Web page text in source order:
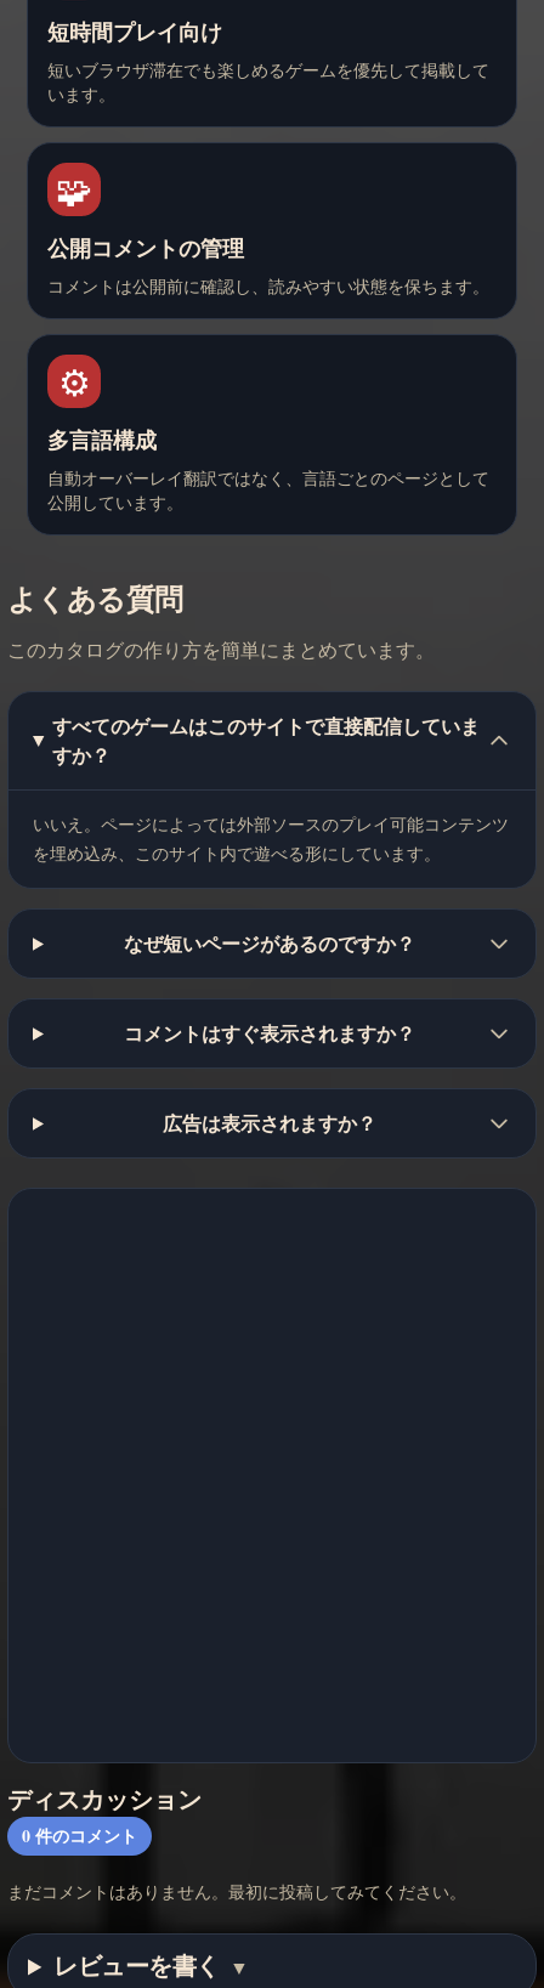
短時間プレイ向け
短いブラウザ滞在でも楽しめるゲームを優先して掲載して
います。
🧩
公開コメントの管理
コメントは公開前に確認し、読みやすい状態を保ちます。
⚙️
多言語構成
自動オーバーレイ翻訳ではなく、言語ごとのページとして
公開しています。
よくある質問
このカタログの作り方を簡単にまとめています。
すべてのゲームはこのサイトで直接配信していま
すか？
いいえ。ページによっては外部ソースのプレイ可能コンテンツ
を埋め込み、このサイト内で遊べる形にしています。
なぜ短いページがあるのですか？
コメントはすぐ表示されますか？
広告は表示されますか？
ディスカッション
0件のコメント
まだコメントはありません。最初に投稿してみてください。
レビューを書く ▼